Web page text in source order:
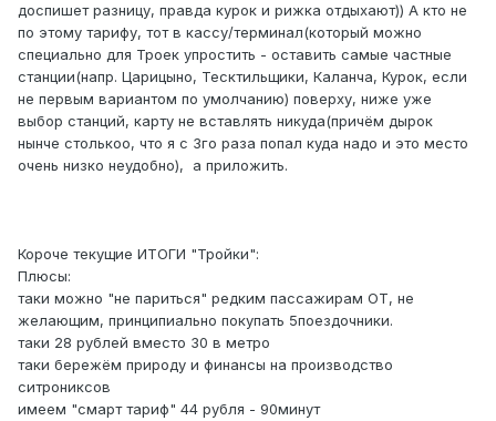
доспишет разницу, правда курок и рижка отдыхают)) А кто не
по этому тарифу, тот в кассу/терминал(который можно
специально для Троек упростить - оставить самые частные
станции(напр. Царицыно, Тесктильщики, Каланча, Курок, если
не первым вариантом по умолчанию) поверху, ниже уже
выбор станций, карту не вставлять никуда(причём дырок
нынче столькоо, что я с 3го раза попал куда надо и это место
очень низко неудобно), а приложить.
Короче текущие ИТОГИ "Тройки":
Плюсы:
таки можно "не париться" редким пассажирам ОТ, не
желающим, принципиально покупать 5поездочники.
таки 28 рублей вместо 30 в метро
таки бережём природу и финансы на производство
ситрониксов
имеем "смарт тариф" 44 рубля - 90минут